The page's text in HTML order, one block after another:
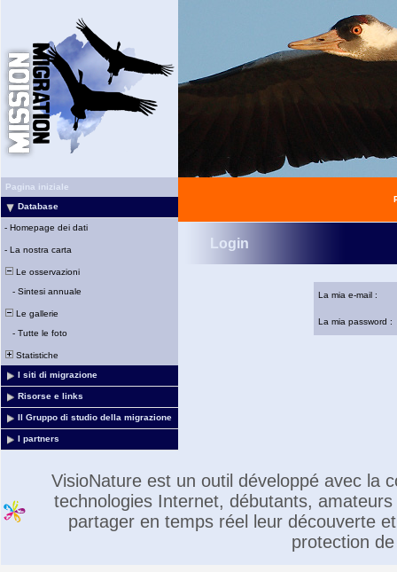
Pagina iniziale
Database
- Homepage dei dati
- La nostra carta
Le osservazioni
- Sintesi annuale
Le gallerie
- Tutte le foto
Statistiche
I siti di migrazione
Risorse e links
Il Gruppo di studio della migrazione
I partners
Login
La mia e-mail :
La mia password :
VisioNature est un outil développé avec la
technologies Internet, débutants,
partager en temps réel leur découverte
protection